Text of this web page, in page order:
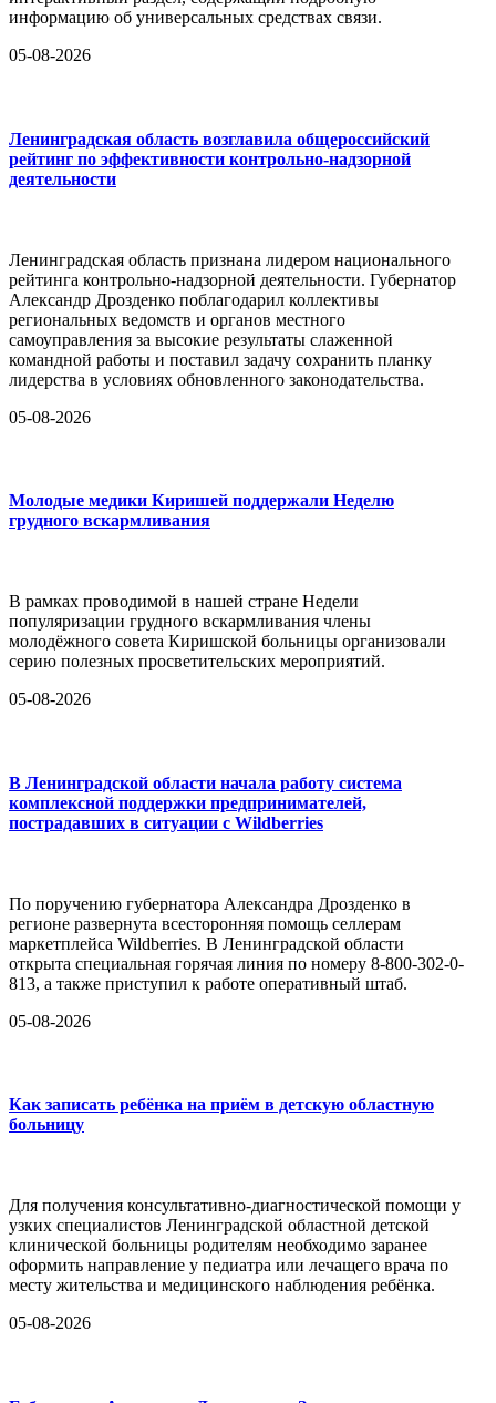
информацию об универсальных средствах связи.
05-08-2026
Ленинградская область возглавила общероссийский
рейтинг по эффективности контрольно-надзорной
деятельности
Ленинградская область признана лидером национального
рейтинга контрольно-надзорной деятельности. Губернатор
Александр Дрозденко поблагодарил коллективы
региональных ведомств и органов местного
самоуправления за высокие результаты слаженной
командной работы и поставил задачу сохранить планку
лидерства в условиях обновленного законодательства.
05-08-2026
Молодые медики Киришей поддержали Неделю
грудного вскармливания
В рамках проводимой в нашей стране Недели
популяризации грудного вскармливания члены
молодёжного совета Киришской больницы организовали
серию полезных просветительских мероприятий.
05-08-2026
В Ленинградской области начала работу система
комплексной поддержки предпринимателей,
пострадавших в ситуации с Wildberries
По поручению губернатора Александра Дрозденко в
регионе развернута всесторонняя помощь селлерам
маркетплейса Wildberries. В Ленинградской области
открыта специальная горячая линия по номеру 8-800-302-0-
813, а также приступил к работе оперативный штаб.
05-08-2026
Как записать ребёнка на приём в детскую областную
больницу
Для получения консультативно-диагностической помощи у
узких специалистов Ленинградской областной детской
клинической больницы родителям необходимо заранее
оформить направление у педиатра или лечащего врача по
месту жительства и медицинского наблюдения ребёнка.
05-08-2026